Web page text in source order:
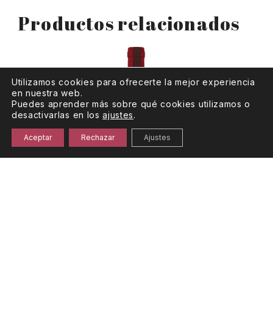
Productos relacionados
Utilizamos cookies para ofrecerte la mejor experiencia
en nuestra web.
Puedes aprender más sobre qué cookies utilizamos o
desactivarlas en losajustes.
Aceptar Rechazar Ajustes